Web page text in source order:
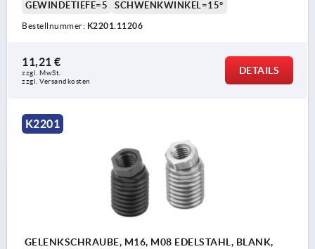
GEWINDETIEFE=5 SCHWENKWINKEL=15°
Bestellnummer: K2201.11206
11,21 €
zzgl. MwSt.
zzgl. Versandkosten
DETAILS
K2201
GELENKSCHRAUBE, M16, M08 EDELSTAHL, BLANK,